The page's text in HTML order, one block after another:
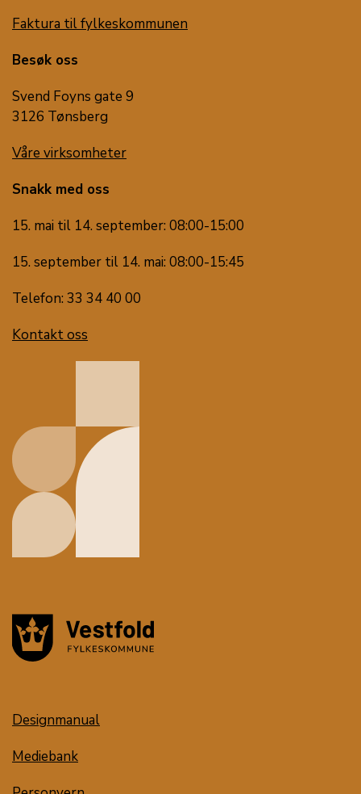
Faktura til fylkeskommunen
Besøk oss
Svend Foyns gate 9
3126 Tønsberg
Våre virksomheter
Snakk med oss
15. mai til 14. september: 08:00-15:00
15. september til 14. mai: 08:00-15:45
Telefon: 33 34 40 00
Kontakt oss
Designmanual
Mediebank